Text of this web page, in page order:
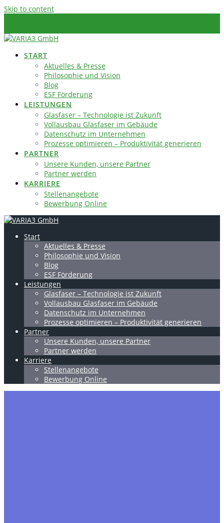
Skip to content
START
Aktuelles & Presse
Philosophie und Vision
Blog
ESF Förderung
LEISTUNGEN
Glasfaser – Technologie ist Zukunft
Vollausbau Glasfaser im Gebäude
Datenschutz im Unternehmen
Prozesse optimieren – Produktivität generieren
PARTNER
Unsere Kunden, unsere Partner
Partner werden
KARRIERE
Stellenangebote
Bewerbung Online
Start
Aktuelles & Presse
Philosophie und Vision
Blog
ESF Förderung
Leistungen
Glasfaser – Technologie ist Zukunft
Vollausbau Glasfaser im Gebäude
Datenschutz im Unternehmen
Prozesse optimieren – Produktivität generieren
Partner
Unsere Kunden, unsere Partner
Partner werden
Karriere
Stellenangebote
Bewerbung Online